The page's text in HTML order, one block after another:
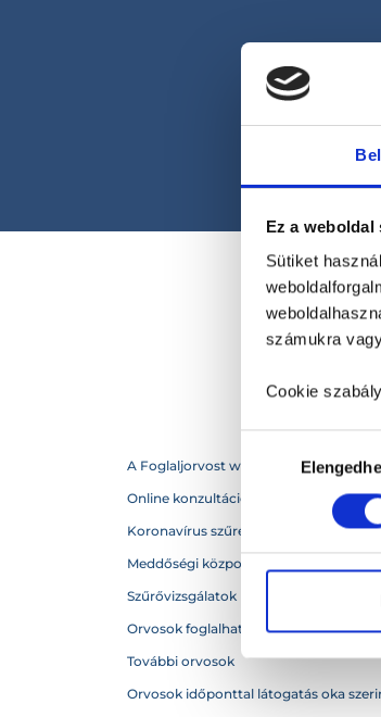
Ez a
Sütiket
számukra
Cookie
kiválasztása
A Foglaljorvost webhelytérképe
Online konzultáció
Koronavírus szűrés
Meddőségi központok külföldön
Szűrővizsgálatok
Orvosok foglalható időponttal
További orvosok
Orvosok időponttal látogatás oka